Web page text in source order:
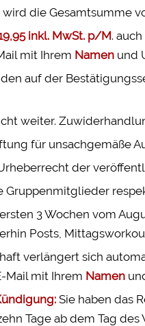
wird die Gesamtsumme
inkl. MwSt. p/M.
mit Ihrem Namen und
auf der
weiter.
für unsachgemäße
der
Gruppenmitglieder
3 Wochen vom
Posts,
verlängert sich
Mail mit Ihrem Namen
Sie haben das
Tage ab dem Tag